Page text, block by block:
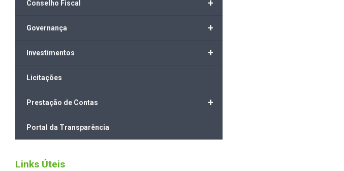
+
Conselho Fiscal
+
Governança
+
Investimentos
Licitações
+
Prestação de Contas
Portal da Transparência
Links Úteis